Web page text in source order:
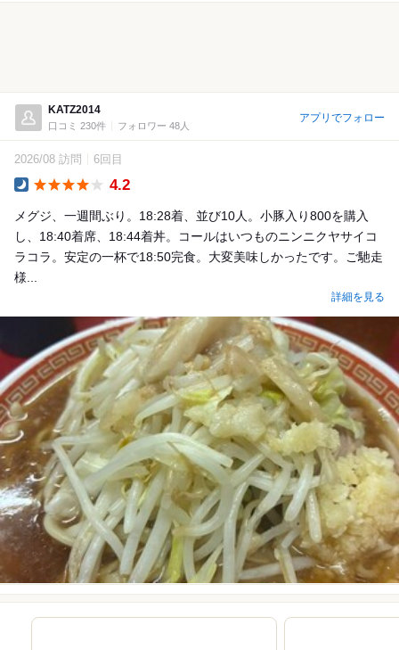
KATZ2014
口コミ 230件 フォロワー 48人
アプリでフォロー
2026/08 訪問 6回目
4.2
メグジ、一週間ぶり。18:28着、並び10人。小豚入り800を購入
し、18:40着席、18:44着丼。コールはいつものニンニクヤサイコ
ラコラ。安定の一杯で18:50完食。大変美味しかったです。ご馳走
様...
詳細を見る